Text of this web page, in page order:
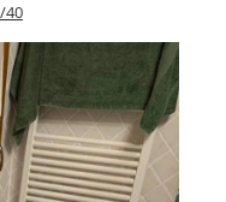
40